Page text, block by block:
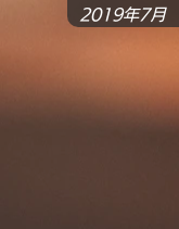
2019年7月